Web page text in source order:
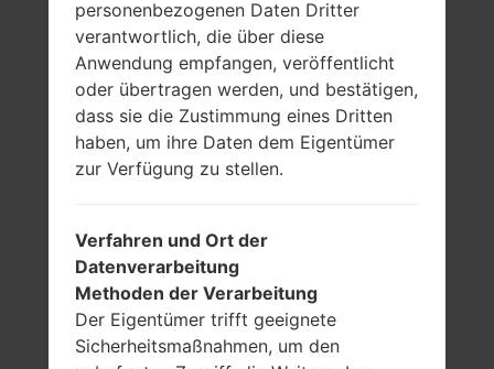
personenbezogenen Daten Dritter
verantwortlich, die über diese
Anwendung empfangen, veröffentlicht
oder übertragen werden, und bestätigen,
dass sie die Zustimmung eines Dritten
haben, um ihre Daten dem Eigentümer
zur Verfügung zu stellen.
Verfahren und Ort der
Datenverarbeitung
Methoden der Verarbeitung
Der Eigentümer trifft geeignete
Sicherheitsmaßnahmen, um den